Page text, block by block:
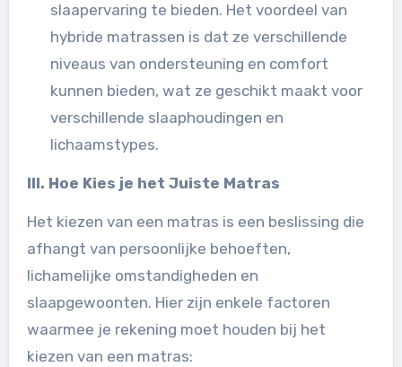
slaapervaring te bieden. Het voordeel van
hybride matrassen is dat ze verschillende
niveaus van ondersteuning en comfort
kunnen bieden, wat ze geschikt maakt voor
verschillende slaaphoudingen en
lichaamstypes.
III. Hoe Kies je het Juiste Matras
Het kiezen van een matras is een beslissing die
afhangt van persoonlijke behoeften,
lichamelijke omstandigheden en
slaapgewoonten. Hier zijn enkele factoren
waarmee je rekening moet houden bij het
kiezen van een matras: